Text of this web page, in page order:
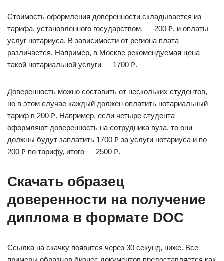
Стоимость оформления доверенности складывается из
тарифа, установленного государством, — 200 ₽, и оплаты
услуг нотариуса. В зависимости от региона плата
различается. Например, в Москве рекомендуемая цена
такой нотариальной услуги — 1700 ₽.
Доверенность можно составить от нескольких студентов,
но в этом случае каждый должен оплатить нотариальный
тариф в 200 ₽. Например, если четыре студента
оформляют доверенность на сотрудника вуза, то они
должны будут заплатить 1700 ₽ за услуги нотариуса и по
200 ₽ по тарифу, итого — 2500 ₽.
Скачать образец
доверенности на получение
диплома в формате DOC
Ссылка на скачку появится через 30 секунд, ниже. Все